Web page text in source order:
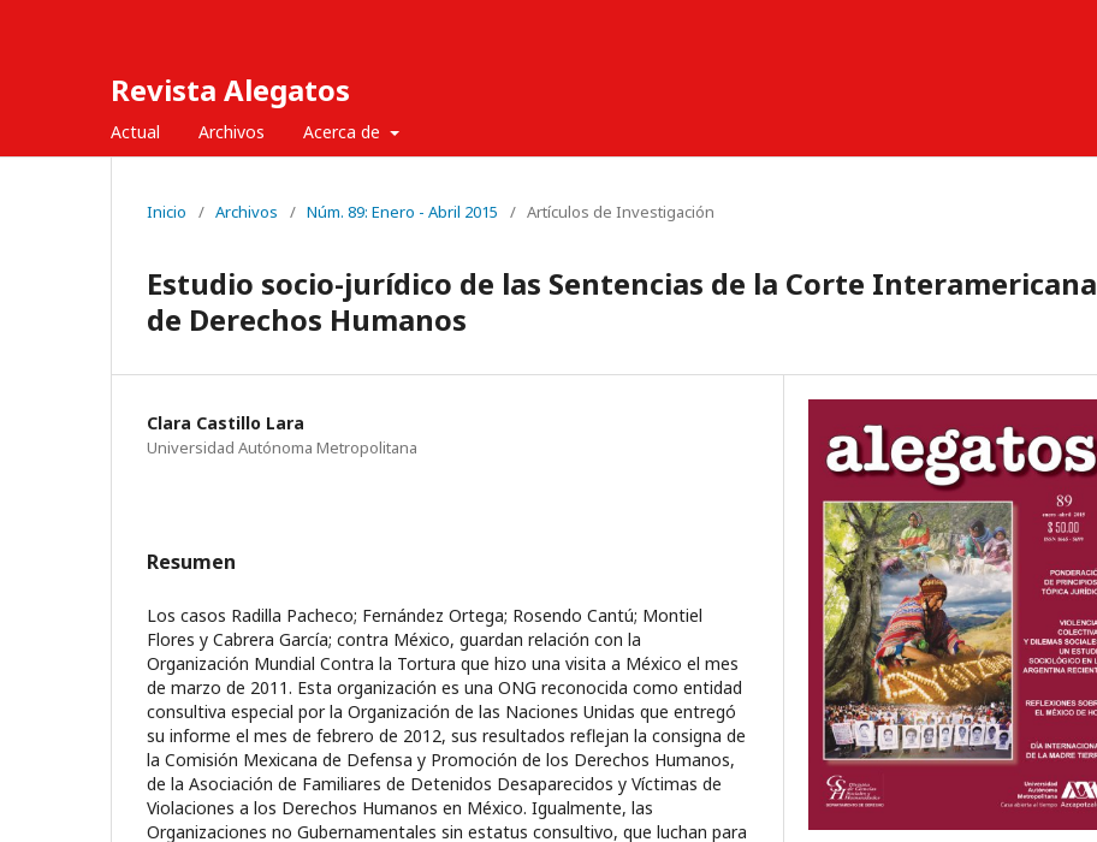
Revista Alegatos
Actual Archivos Acerca de
Inicio / Archivos / Núm. 89: Enero - Abril 2015 / Artículos de Investigación
Estudio socio-jurídico de las Sentencias de la Corte Interamericana
de Derechos Humanos
Clara Castillo Lara
Universidad Autónoma Metropolitana
Resumen
Los casos Radilla Pacheco; Fernández Ortega; Rosendo Cantú; Montiel
Flores y Cabrera García; contra México, guardan relación con la
Organización Mundial Contra la Tortura que hizo una visita a México el mes
de marzo de 2011. Esta organización es una ONG reconocida como entidad
consultiva especial por la Organización de las Naciones Unidas que entregó
su informe el mes de febrero de 2012, sus resultados reflejan la consigna de
la Comisión Mexicana de Defensa y Promoción de los Derechos Humanos,
de la Asociación de Familiares de Detenidos Desaparecidos y Víctimas de
Violaciones a los Derechos Humanos en México. Igualmente, las
Organizaciones no Gubernamentales sin estatus consultivo, que luchan para